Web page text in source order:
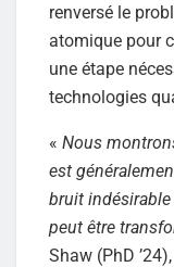
renversé le
atomique pour
une étape
technologies
« Nous
est
bruit
peut être
Shaw (PhD